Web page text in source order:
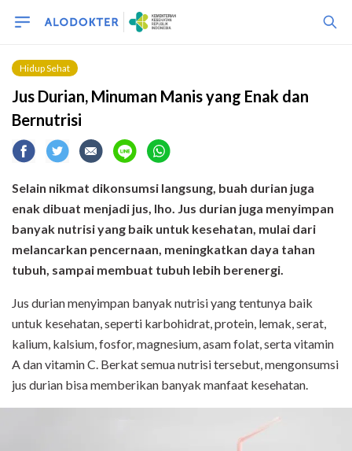
Hidup Sehat
Jus Durian, Minuman Manis yang Enak dan
Bernutrisi
Selain nikmat dikonsumsi langsung, buah durian juga
enak dibuat menjadi jus, lho. Jus durian juga menyimpan
banyak nutrisi yang baik untuk kesehatan, mulai dari
melancarkan pencernaan, meningkatkan daya tahan
tubuh, sampai membuat tubuh lebih berenergi.
Jus durian menyimpan banyak nutrisi yang tentunya baik
untuk kesehatan, seperti karbohidrat, protein, lemak, serat,
kalium, kalsium, fosfor, magnesium, asam folat, serta vitamin
A dan vitamin C. Berkat semua nutrisi tersebut, mengonsumsi
jus durian bisa memberikan banyak manfaat kesehatan.